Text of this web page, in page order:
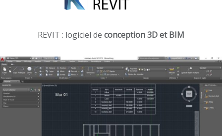
REVIT : logiciel de conception 3D et BIM